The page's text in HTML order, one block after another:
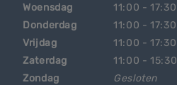
Woensdag 11:00 - 17:30
Donderdag 11:00 - 17:30
Vrijdag 11:00 - 17:30
Zaterdag
11:00 - 15:30
Zondag
Gesloten